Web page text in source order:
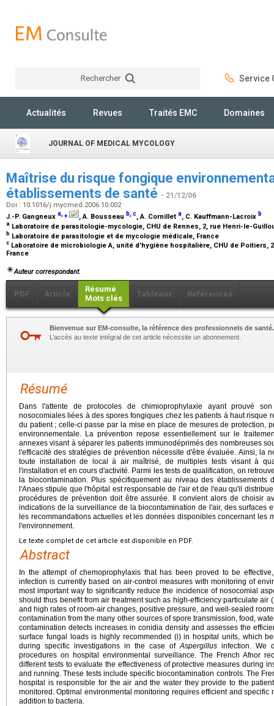
Rechercher Service
Actualités Revues Traités EMC Domaines
JOURNAL OF MEDICAL MYCOLOGY
Maîtrise du risque fongique
établissements de santé - 21/12/06
Doi : 10.1016/j.mycmed.2006.10.002
J.-P. Gangneux a,⁎ , A. Bousseau b,c, A. Cornillet a, C. Kauffmann-Lacroix b
a Laboratoire de parasitologie-mycologie, CHU de Rennes, 2, rue Henri-le-
b Laboratoire de parasitologie et de mycologie médicale, France
c Laboratoire de microbiologie A, unité d'hygiène hospitalière, CHU de Poitiers,
France
Auteur correspondant.
PDF Article
Résumé
Mots clés
Tableaux Références
Bienvenue sur EM-consulte, la référence des professionnels de santé.
L’accès au texte intégral de cet article nécessite un abonnement.
Résumé
Dans l'attente de protocoles de chimioprophylaxie ayant prouvé
nosocomiales liées à des spores fongiques chez les patients à haut risque
du patient ; celle-ci passe par la mise en place de mesures de protection,
environnementale. La prévention repose essentiellement sur le
annexes visant à séparer les patients immunodéprimés des nombreuses
l'efficacité des stratégies de prévention nécessite d'être évaluée. Ainsi, la
toute installation de local à air maîtrisé, de multiples tests visant à
l'installation et en cours d'activité. Parmi les tests de qualification, on
la biocontamination. Plus spécifiquement au niveau des
l'Anaes stipule que l'hôpital est responsable de l'air et de l'eau qu'il
procédures de prévention doit être assurée. Il convient alors de choisir
indications de la surveillance de la biocontamination de l'air, des surfaces
les recommandations actuelles et les données disponibles concernant les
l'environnement.
Le texte complet de cet article est disponible en PDF.
Abstract
In the attempt of chemoprophylaxis that has been proved to be
infection is currently based on air-control measures with monitoring of
most important way to significantly reduce the incidence of nosocomial
should thus benefit from air treatment such as high-efficiency particulate air
and high rates of room-air changes, positive pressure, and well-sealed
contamination from the many other sources of spore transmission, food,
contamination detects increases in conidia density and assesses the
surface fungal loads is highly recommended (i) in hospital units, which
during specific investigations in the case of Aspergillus infection. We
procedures on hospital environmental surveillance. The French Afnor
different tests to evaluate the effectiveness of protective measures during
and running. These tests include specific biocontamination controls. The
hospital is responsible for the air and the water they provide to the
monitored. Optimal environmental monitoring requires efficient and specific
addition to bacteria.